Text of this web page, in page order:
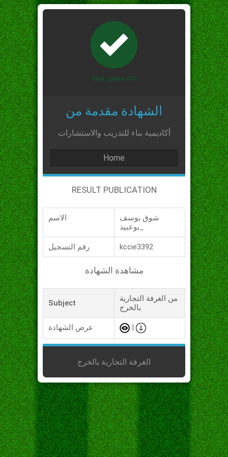
الشهادة مقدمة من
أكاديمية بناء للتدريب والاستشارات
Home
RESULT PUBLICATION
الاسم
شوق يوسف
رقم التسجيل kccie3392
مشاهدة الشهادة
Subject
من الغرفة التجارية
بالخرج
عرض الشهادة
الغرفة التجارية بالخرج